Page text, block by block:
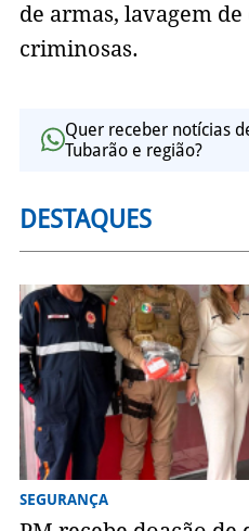
de armas, lavagem
criminosas.
Quer receber notícias
Tubarão e região?
DESTAQUES
SEGURANÇA